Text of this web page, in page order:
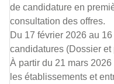
de candidature en
consultation des offres.
Du 17 février 2026 au
candidatures (Dossier
À partir du 21 mars
les établissements et